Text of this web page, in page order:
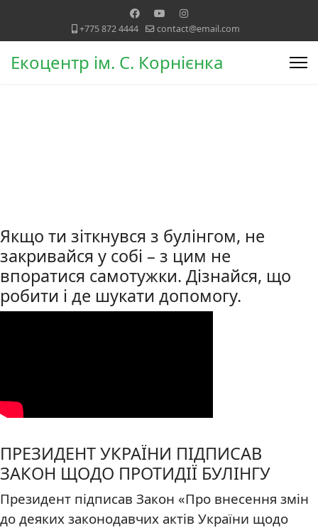
+775 872 4444 contact@email.com
Екоцентр ім. С. Корнієнка
Якщо ти зіткнувся з булінгом, не
закривайся у собі – з цим не
впоратися самотужки. Дізнайся, що
робити і де шукати допомогу.
ПРЕЗИДЕНТ УКРАЇНИ ПІДПИСАВ
ЗАКОН ЩОДО ПРОТИДІЇ БУЛІНГУ
Президент підписав Закон «Про внесення змін
до деяких законодавчих актів України щодо